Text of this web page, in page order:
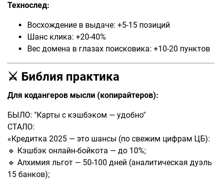
Технослед:
Восхождение в выдаче: +5-15 позиций
Шанс клика: +20-40%
Вес домена в глазах поисковика: +10-20 пунктов
⚔️ Библия практика
Для кодангеров мысли (копирайтеров):
БЫЛО: "Карты с кэшбэком — удобно"
СТАЛО:
«Кредитка 2025 — это шансы (по свежим цифрам ЦБ):
🔹 Кэшбэк онлайн-бойкота — до 10%;
🔹 Алхимия льгот — 50-100 дней (аналитическая дуэль
15 банков);